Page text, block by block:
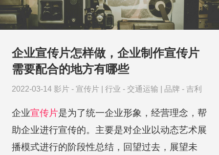
企业宣传片怎样做，企业制作宣传片
需要配合的地方有哪些
2022-03-14 影片 - 宣传片 行业 - 交通运输 品牌 - 吉利
企业宣传片是为了统一企业形象，经营理念，帮
助企业进行宣传的。主要是对企业以动态艺术展
播模式进行的阶段性总结，回望过去，展望未